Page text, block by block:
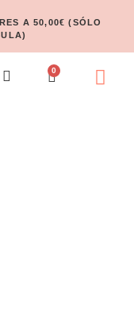
A 50,00€ (SÓLO
0